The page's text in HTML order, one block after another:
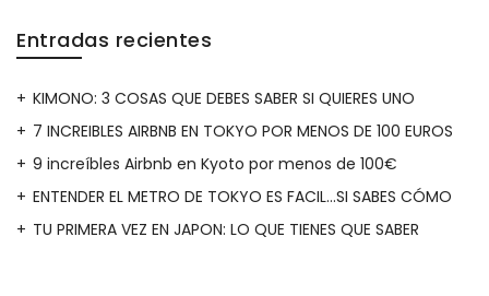
Entradas recientes
KIMONO: 3 COSAS QUE DEBES SABER SI QUIERES UNO
7 INCREIBLES AIRBNB EN TOKYO POR MENOS DE 100 EUROS
9 increíbles Airbnb en Kyoto por menos de 100€
ENTENDER EL METRO DE TOKYO ES FACIL…SI SABES CÓMO
TU PRIMERA VEZ EN JAPON: LO QUE TIENES QUE SABER